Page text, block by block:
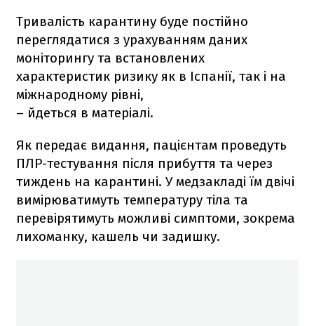
Тривалість карантину буде постійно
переглядатися з урахуванням даних
моніторингу та встановлених
характеристик ризику як в Іспанії, так і на
міжнародному рівні,
– йдеться в матеріалі.
Як передає видання, пацієнтам проведуть
ПЛР-тестування після прибуття та через
тиждень на карантині. У медзакладі їм двічі
вимірюватимуть температуру тіла та
перевірятимуть можливі симптоми, зокрема
лихоманку, кашель чи задишку.